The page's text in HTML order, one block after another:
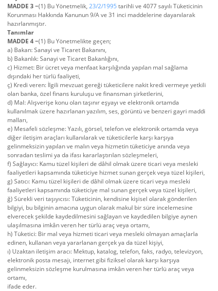
MADDE 3 −(1) Bu Yönetmelik, 23/2/1995 tarihli ve 4077 sayılı Tüketicinin
Korunması Hakkında Kanunun 9/A ve 31 inci maddelerine dayanılarak
hazırlanmıştır.
Tanımlar
MADDE 4 −(1) Bu Yönetmelikte geçen;
a) Bakan: Sanayi ve Ticaret Bakanını,
b) Bakanlık: Sanayi ve Ticaret Bakanlığını,
c) Hizmet: Bir ücret veya menfaat karşılığında yapılan mal sağlama
dışındaki her türlü faaliyeti,
ç) Kredi veren: İlgili mevzuat gereği tüketicilere nakit kredi vermeye yetkili
olan banka, özel finans kuruluşu ve finansman şirketlerini,
d) Mal: Alışverişe konu olan taşınır eşyayı ve elektronik ortamda
kullanılmak üzere hazırlanan yazılım, ses, görüntü ve benzeri gayri maddi
malları,
e) Mesafeli sözleşme: Yazılı, görsel, telefon ve elektronik ortamda veya
diğer iletişim araçları kullanılarak ve tüketicilerle karşı karşıya
gelinmeksizin yapılan ve malın veya hizmetin tüketiciye anında veya
sonradan teslimi ya da ifası kararlaştırılan sözleşmeleri,
f) Sağlayıcı: Kamu tüzel kişileri de dâhil olmak üzere ticari veya mesleki
faaliyetleri kapsamında tüketiciye hizmet sunan gerçek veya tüzel kişileri,
g) Satıcı: Kamu tüzel kişileri de dâhil olmak üzere ticari veya mesleki
faaliyetleri kapsamında tüketiciye mal sunan gerçek veya tüzel kişileri,
ğ) Sürekli veri taşıyıcısı: Tüketicinin, kendisine kişisel olarak gönderilen
bilgiyi, bu bilginin amacına uygun olarak makul bir süre incelemesine
elverecek şekilde kaydedilmesini sağlayan ve kaydedilen bilgiye aynen
ulaşılmasına imkân veren her türlü araç veya ortamı,
h) Tüketici: Bir mal veya hizmeti ticari veya mesleki olmayan amaçlarla
edinen, kullanan veya yararlanan gerçek ya da tüzel kişiyi,
ı) Uzaktan iletişim aracı: Mektup, katalog, telefon, faks, radyo, televizyon,
elektronik posta mesajı, internet gibi fiziksel olarak karşı karşıya
gelinmeksizin sözleşme kurulmasına imkân veren her türlü araç veya
ortamı,
ifade eder.